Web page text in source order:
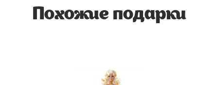
Похожие подарки